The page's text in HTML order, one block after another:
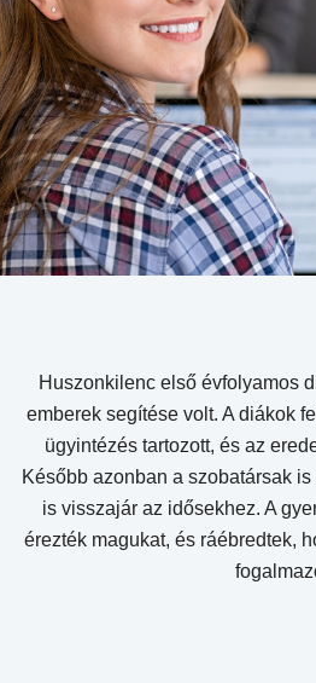
Huszonkilenc első évfolyamos
emberek segítése volt. A diákok
ügyintézés tartozott, és az
Később azonban a szobatársak
is visszajár az idősekhez. A
érezték magukat, és ráébredtek,